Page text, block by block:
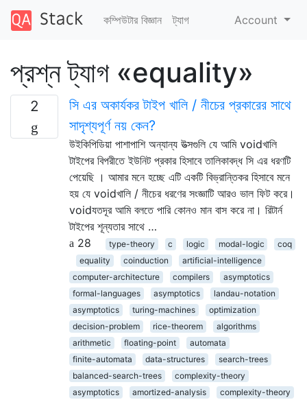
কম্পিউটার বিজ্ঞান ট্যাগ Account
প্রশ্ন ট্যাগ «equality»
2
সি এর অকার্যকর টাইপ খালি / নীচের প্রকারের সাথে
সাদৃশ্যপূর্ণ নয় কেন?
উইকিপিডিয়া পাশাপাশি অন্যান্য উত্সগুলি যে আমি voidখালি
টাইপের বিপরীতে ইউনিট প্রকার হিসাবে তালিকাবদ্ধ সি এর ধরণটি
পেয়েছি । আমার মনে হচ্ছে এটি একটি বিভ্রান্তিকর হিসাবে মনে
হয় যে voidখালি / নীচের ধরণের সংজ্ঞাটি আরও ভাল ফিট করে।
voidযতদূর আমি বলতে পারি কোনও মান বাস করে না। রিটার্ন
টাইপের শূন্যতার সাথে …
28
type-theory c logic modal-logic
coq
equality
coinduction
artificial-intelligence
computer-architecture
compilers
asymptotics
formal-languages
asymptotics
landau-notation
asymptotics
turing-machines
optimization
decision-problem
rice-theorem
algorithms
arithmetic
floating-point
automata
finite-automata
data-structures
search-trees
balanced-search-trees
complexity-theory
asymptotics
amortized-analysis
complexity-theory